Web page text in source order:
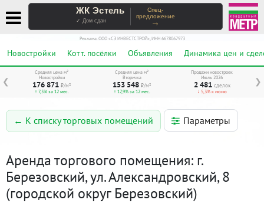
ЖК Эстель
✓ Дом сдан
Спец-
предложение
→
Реклама. ООО «СЗ ИНВЕСТСТРОЙ», ИНН 6678067973
Новостройки Котт. посёлки Объявления Динамика цен и
❮ ❯
Средняя цена м²
Новостройки
176 871 ₽/м²
↑ 7,5% за 12 мес.
Средняя цена м²
Вторичка
153 548 ₽/м²
↑ 17,9% за 12 мес.
Продажи новостроек
Июль 2026
2 481 сделок
↓ 5,3% к июню
← К списку торговых помещений Параметры
Аренда торгового помещения: г.
Березовский, ул. Александровский, 8
(городской округ Березовский)